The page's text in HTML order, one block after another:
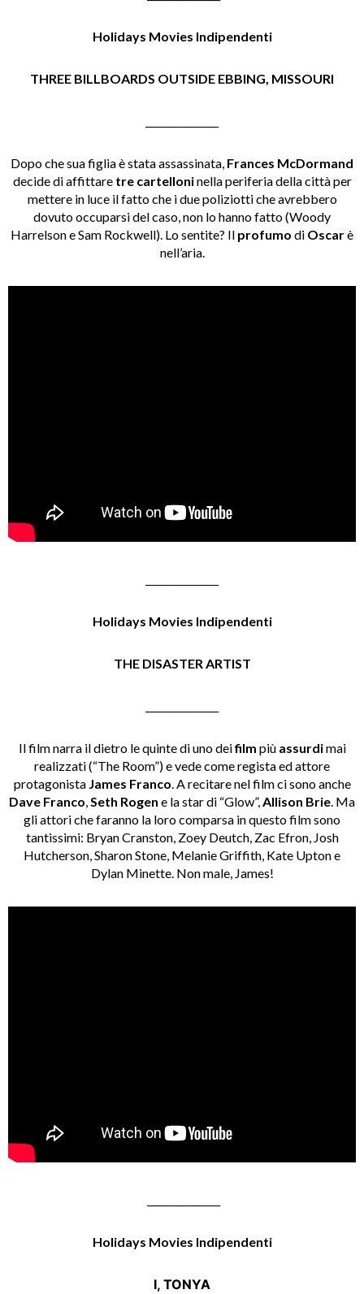
Holidays Movies Indipendenti
THREE BILLBOARDS OUTSIDE EBBING, MISSOURI
Dopo che sua figlia è stata assassinata, Frances McDormand
decide di affittare tre cartelloninella periferia della città per
mettere in luce il fatto che i due poliziotti che avrebbero
dovuto occuparsi del caso, non lo hanno fatto (Woody
Harrelson e Sam Rockwell). Lo sentite? Il profumo di Oscarè
nell’aria.
Holidays Movies Indipendenti
THE DISASTER ARTIST
Il film narra il dietro le quinte di uno deifilm più assurdimai
realizzati (“The Room”) e vede come regista ed attore
protagonista James Franco. A recitare nel film ci sono anche
Dave Franco,Seth Rogen e la star di “Glow”,Allison Brie. Ma
gli attori che faranno la loro comparsa in questo film sono
tantissimi: Bryan Cranston, Zoey Deutch, Zac Efron, Josh
Hutcherson, Sharon Stone, Melanie Griffith, Kate Upton e
Dylan Minette. Non male, James!
Holidays Movies Indipendenti
I, TONYA